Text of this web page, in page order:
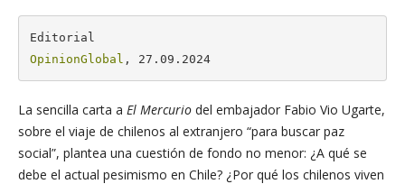
OpinionGlobal , 27.09.2024
La sencilla carta a El Mercurio del embajador Fabio Vio Ugarte,
sobre el viaje de chilenos al extranjero “para buscar paz
social”, plantea una cuestión de fondo no menor: ¿A qué se
debe el actual pesimismo en Chile? ¿Por qué los chilenos viven